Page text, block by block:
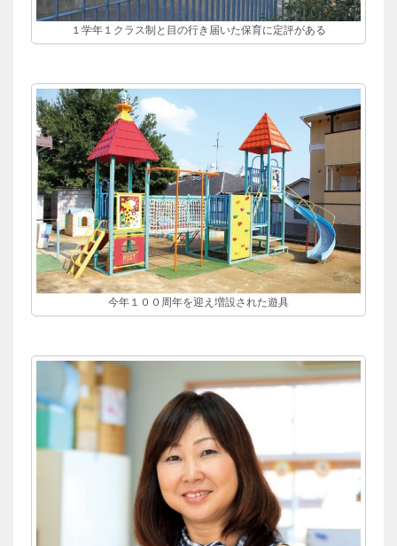
１学年１クラス制と目の行き届いた保育に定評がある
今年１００周年を迎え増設された遊具